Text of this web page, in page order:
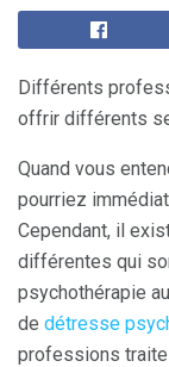
Différents
offrir différents
Quand vous
pourriez
Cependant, il
différentes qui
psychothérapie
de détresse
professions traite